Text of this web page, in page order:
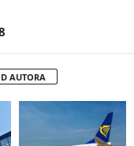
AUTORA